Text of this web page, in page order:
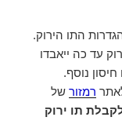
בהגדרות התו הירוק.
עד כה ייאבדו
נוסף.
רמזור של
תו ירוק